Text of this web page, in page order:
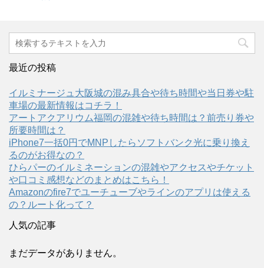
ィ
ま
す
)
い
ン
ド
開
す
)
最近の投稿
イルミナージュ大阪城の混み具合や待ち時間や当日券や駐
車場の最新情報はコチラ！
アートアクアリウム福岡の混雑や待ち時間は？前売り券や
所要時間は？
iPhone7一括0円でMNPしたらソフトバンク光に乗り換え
るのがお得なの？
ひらパーのイルミネーションの混雑やアクセスやチケット
や口コミ感想などのまとめはこちら！
Amazonのfire7でユーチューブやラインのアプリは使える
の？ルート化って？
人気の記事
まだデータがありません。